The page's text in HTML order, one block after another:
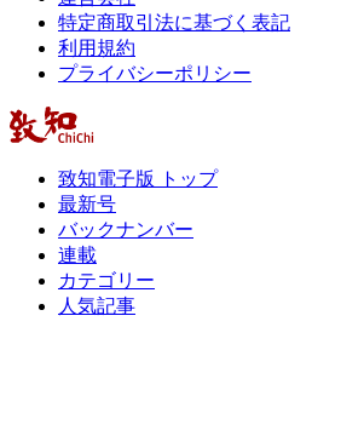
特定商取引法に基づく表記
利用規約
プライバシーポリシー
致知電子版 トップ
最新号
バックナンバー
連載
カテゴリー
人気記事